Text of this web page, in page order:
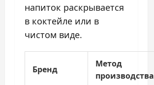
напиток раскрывается
в коктейле или в
чистом виде.
Бренд
Метод
производства